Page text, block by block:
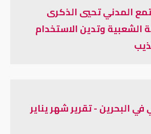
المدني تحيي الذكرى
الشعبية وتدين الاستخدام
البحرين - تقرير شهر يناير